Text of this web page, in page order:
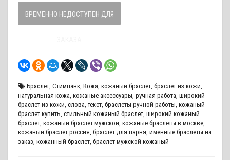
ВРЕМЕННО НЕДОСТУПЕН ДЛЯ
Браслет, Стимпанк, Кожа, кожаный браслет, браслет из кожи,
натуральная кожа, кожаные аксессуары, ручная работа, широкий
браслет из кожи, слова, текст, браслеты ручной работы, кожаный
браслет купить, стильный кожаный браслет, широкий кожаный
браслет, кожаный браслет мужской, кожаные браслеты в москве,
кожаный браслет россия, браслет для парня, именные браслеты на
заказ, кожанный браслет, браслет мужской кожаный